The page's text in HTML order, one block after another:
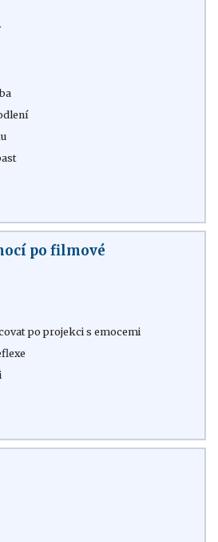
po filmové
po projekci s emocemi